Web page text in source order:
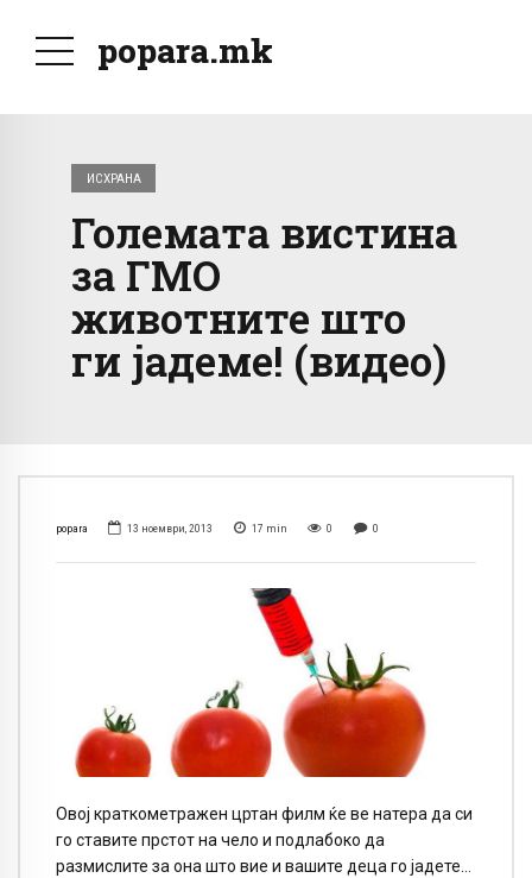
popara.mk
ИСХРАНА
Големата вистина
за ГМО
животните што
ги јадеме! (видео)
popara 13 ноември, 2013 17 min 0 0
Овој краткометражен цртан филм ќе ве натера да си
го ставите прстот на чело и подлабоко да
размислите за она што вие и вашите деца го јадете…